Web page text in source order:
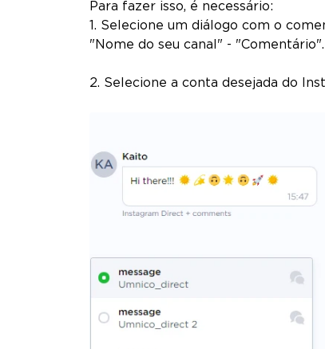
Para fazer isso, é necessário:
1. Selecione um diálogo com o
"Nome do seu canal" - "Comentário".
2. Selecione a conta desejada do